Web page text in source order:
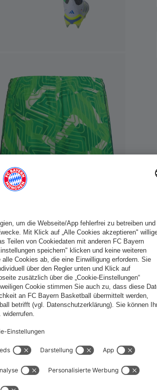
Store Österreichbleiben?
, um dorthin zu liefern!
, um dorthin zu liefern!